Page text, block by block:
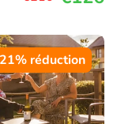
21% réduction